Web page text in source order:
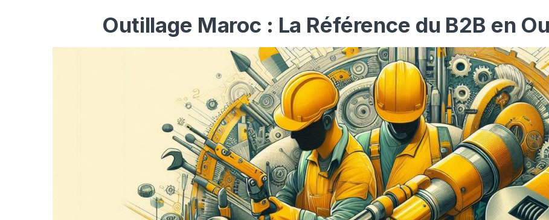
Outillage Maroc : La Référence du B2B en